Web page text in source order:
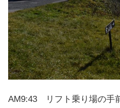
AM9:43 リフト乗り場の手